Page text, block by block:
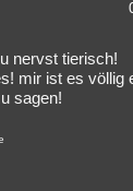
nervst tierisch!
mir ist es völlig
sagen!